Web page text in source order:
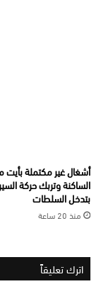
أشغال غير مكتملة بأيت
الساكنة وتربك حركة
بتدخل السلطات
منذ 20 ساعة
اترك تعليقاً